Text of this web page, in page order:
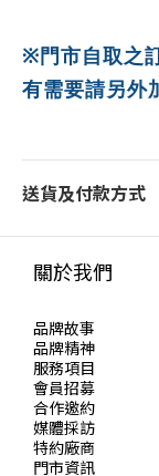
※ 門市自取之
有需要請另外
送貨及付款方式
關於我們
品牌故事
品牌精神
服務項目
會員招募
合作邀約
媒體採訪
特約廠商
門市資訊